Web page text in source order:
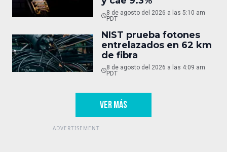
8 de agosto del 2026 a las 5:10 am
PDT
NIST prueba fotones
entrelazados en 62 km
de fibra
8 de agosto del 2026 a las 4:09 am
PDT
VER MÁS